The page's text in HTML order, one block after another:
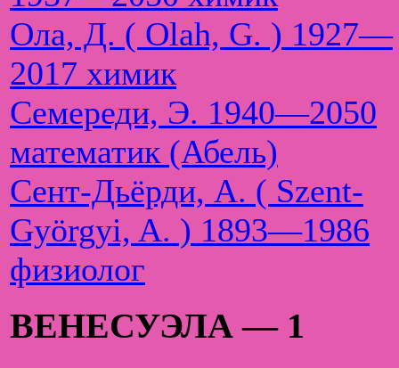
Ола, Д. ( Olah, G. ) 1927—
2017 химик
Семереди, Э. 1940—2050
математик (Абель)
Сент-Дьёрди, А. ( Szent-
Györgyi, A. ) 1893—1986
физиолог
ВЕНЕСУЭЛА — 1